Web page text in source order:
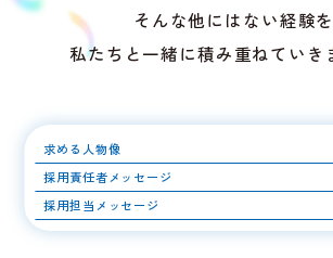
そんな他にはない経験を
私たちと一緒に積み重ねていき
求める人物像
採用責任者メッセージ
採用担当メッセージ